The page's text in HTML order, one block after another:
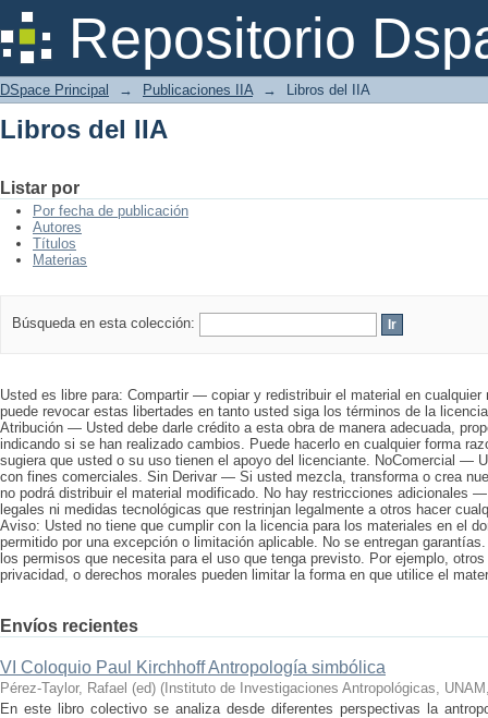
Repositorio
Libros del IIA
DSpace Principal → Publicaciones IIA → Libros del IIA
Libros del IIA
Listar por
Por fecha de publicación
Autores
Títulos
Materias
Búsqueda en esta colección:
Usted es libre para: Compartir — copiar y redistribuir el material en
puede revocar estas libertades en tanto usted siga los términos de la
Atribución — Usted debe darle crédito a esta obra de manera adecuada,
indicando si se han realizado cambios. Puede hacerlo en cualquier forma
sugiera que usted o su uso tienen el apoyo del licenciante. NoComercial —
con fines comerciales. Sin Derivar — Si usted mezcla, transforma o crea
no podrá distribuir el material modificado. No hay restricciones adicionales
legales ni medidas tecnológicas que restrinjan legalmente a otros hacer
Aviso: Usted no tiene que cumplir con la licencia para los materiales en el
permitido por una excepción o limitación aplicable. No se entregan
los permisos que necesita para el uso que tenga previsto. Por ejemplo,
privacidad, o derechos morales pueden limitar la forma en que utilice el
Envíos recientes
VI Coloquio Paul Kirchhoff Antropología simbólica
Pérez-Taylor, Rafael (ed) ( Instituto de Investigaciones Antropológicas, UNAM
En este libro colectivo se analiza desde diferentes perspectivas la